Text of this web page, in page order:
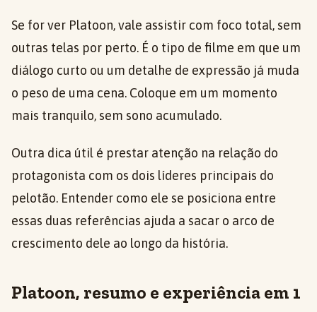
Se for ver Platoon, vale assistir com foco total, sem
outras telas por perto. É o tipo de filme em que um
diálogo curto ou um detalhe de expressão já muda
o peso de uma cena. Coloque em um momento
mais tranquilo, sem sono acumulado.
Outra dica útil é prestar atenção na relação do
protagonista com os dois líderes principais do
pelotão. Entender como ele se posiciona entre
essas duas referências ajuda a sacar o arco de
crescimento dele ao longo da história.
Platoon, resumo e experiência em 1